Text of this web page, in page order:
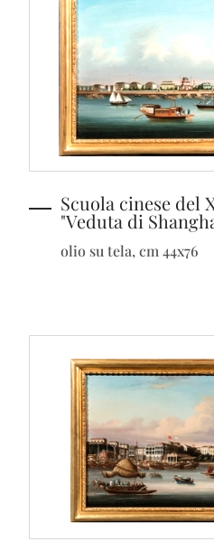
Scuola cinese del
"Veduta di
olio su tela, cm 44x76